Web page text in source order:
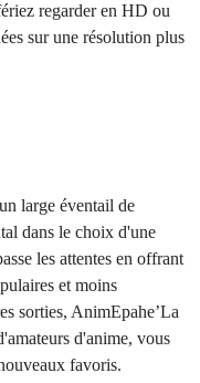
regarder en HD ou
sur une résolution plus
large éventail de
dans le choix d'une
les attentes en offrant
et moins
sorties, AnimEpahe’La
d'anime, vous
favoris.